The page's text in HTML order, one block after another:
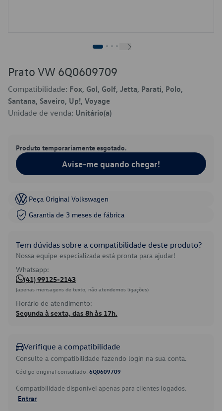
Prato VW 6Q0609709
Compatibilidade: Fox, Gol, Golf, Jetta, Parati, Polo,
Santana, Saveiro, Up!, Voyage
Unidade de venda: Unitário(a)
Produto temporariamente esgotado.
Avise-me quando chegar!
Peça Original Volkswagen
Garantia de 3 meses de fábrica
Tem dúvidas sobre a compatibilidade deste produto?
Nossa equipe especializada está pronta para ajudar!
Whatsapp:
(41) 99125-2143
(apenas mensagens de texto, não atendemos ligações)
Horário de atendimento:
Segunda à sexta, das 8h às 17h.
Verifique a compatibilidade
Consulte a compatibilidade fazendo login na sua conta.
Código original consultado: 6Q0609709
Compatibilidade disponível apenas para clientes logados.
Entrar